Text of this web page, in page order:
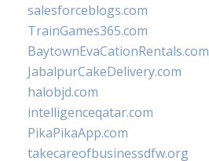
salesforceblogs.com
TrainGames365.com
BaytownEvaCationRentals.com
JabalpurCakeDelivery.com
halobjd.com
intelligenceqatar.com
PikaPikaApp.com
takecareofbusinessdfw.org